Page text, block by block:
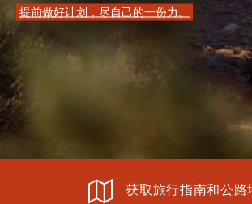
提前做好计划，尽自己的一份力。
获取旅行指南和公路